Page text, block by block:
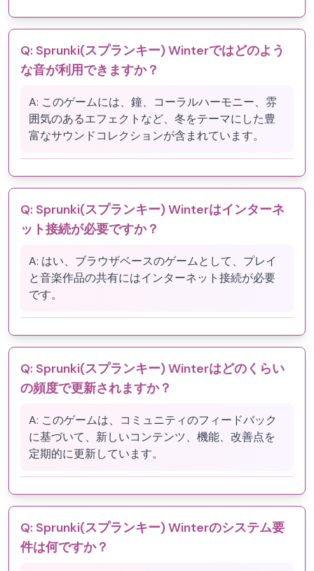
Q: Sprunki(スプランキー) Winterではどのよう
な音が利用できますか？
A: このゲームには、鐘、コーラルハーモニー、雰
囲気のあるエフェクトなど、冬をテーマにした豊
富なサウンドコレクションが含まれています。
Q: Sprunki(スプランキー) Winterはインターネ
ット接続が必要ですか？
A: はい、ブラウザベースのゲームとして、プレイ
と音楽作品の共有にはインターネット接続が必要
です。
Q: Sprunki(スプランキー) Winterはどのくらい
の頻度で更新されますか？
A: このゲームは、コミュニティのフィードバック
に基づいて、新しいコンテンツ、機能、改善点を
定期的に更新しています。
Q: Sprunki(スプランキー) Winterのシステム要
件は何ですか？